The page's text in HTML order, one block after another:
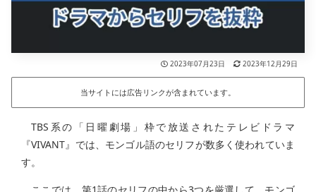
2023年07月23日 2023年12月29日
当サイトには広告リンクが含まれています。
TBS系の「日曜劇場」枠で放送されたテレビドラマ
『VIVANT』では、モンゴル語のセリフが数多く使われていま
す。